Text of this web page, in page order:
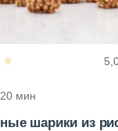
20 мин
шарики из